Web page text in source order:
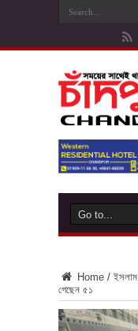
Home / ইসলাম
গেছেন ৫১